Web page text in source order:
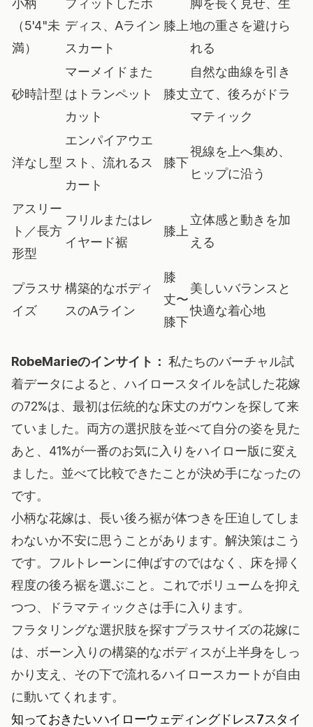
小柄
（5'4"未
満）
フィットしたボ
ディス、Aライン
スカート
膝上
脚を長く見せ、生
地の重さを避けら
れる
砂時計型
マーメイドまた
はトランペット
カット
膝丈
自然な曲線を引き
立て、後ろがドラ
マティック
洋なし型
エンパイアウエ
スト、流れるス
カート
膝下
視線を上へ集め、
ヒップに沿う
アスリー
ト／長方
形型
フリルまたはレ
イヤード裾
膝上
立体感と動きを加
える
プラスサ
イズ
構築的なボディ
スのAライン
膝
丈〜
膝下
美しいバランスと
快適な着心地
RobeMarieのインサイト： 私たちのバーチャル試
着データによると、ハイロースタイルを試した花嫁
の72%は、最初は伝統的な床丈のガウンを探して来
ていました。両方の選択肢を並べて自分の姿を見た
あと、41%が一番のお気に入りをハイロー版に変え
ました。並べて比較できたことが決め手になったの
です。
小柄な花嫁は、長い後ろ裾が体つきを圧迫してしま
わないか不安に思うことがあります。解決策はこう
です。フルトレーンに伸ばすのではなく、床を掃く
程度の後ろ裾を選ぶこと。これでボリュームを抑え
つつ、ドラマティックさは手に入ります。
フラタリングな選択肢を探すプラスサイズの花嫁に
は、ボーン入りの構築的なボディスが上半身をしっ
かり支え、その下で流れるハイロースカートが自由
に動いてくれます。
知っておきたいハイローウェディングドレス7スタイ